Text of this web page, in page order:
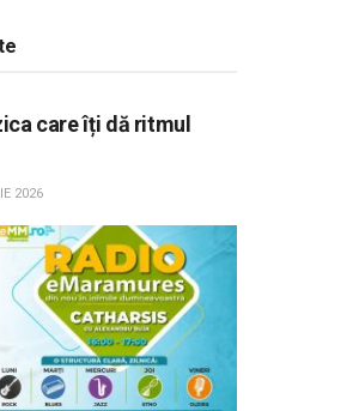
care îți dă ritmul
2026